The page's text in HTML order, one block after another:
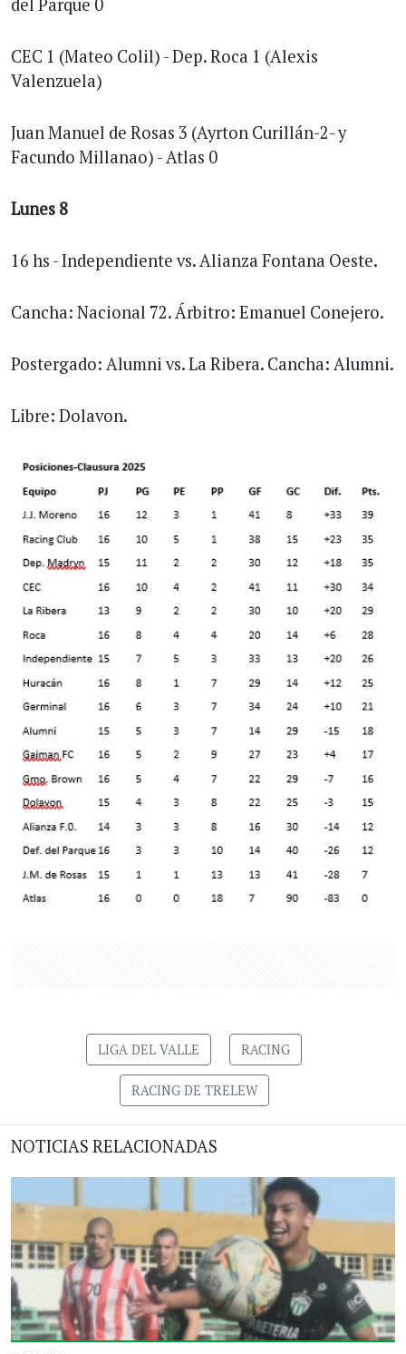
del Parque 0
CEC 1 (Mateo Colil) - Dep. Roca 1 (Alexis
Valenzuela)
Juan Manuel de Rosas 3 (Ayrton Curillán-2- y
Facundo Millanao) - Atlas 0
Lunes 8
16 hs - Independiente vs. Alianza Fontana Oeste.
Cancha: Nacional 72. Árbitro: Emanuel Conejero.
Postergado: Alumni vs. La Ribera. Cancha: Alumni.
Libre: Dolavon.
LIGA DEL VALLE RACING
RACING DE TRELEW
NOTICIAS RELACIONADAS